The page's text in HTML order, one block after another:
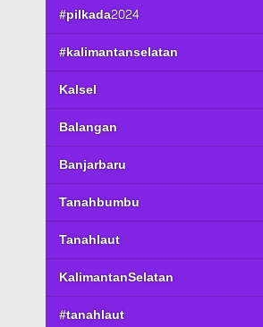
#pilkada2024
#kalimantanselatan
Kalsel
Balangan
Banjarbaru
Tanahbumbu
Tanahlaut
KalimantanSelatan
#tanahlaut